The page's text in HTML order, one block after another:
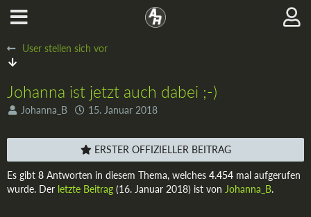
User stellen sich vor
Johanna ist jetzt auch dabei ;-)
Johanna_B 15. Januar 2018
ERSTER OFFIZIELLER BEITRAG
Es gibt 8 Antworten in diesem Thema, welches 4.454 mal aufgerufen
wurde. Der letzte Beitrag (16. Januar 2018) ist von Johanna_B.